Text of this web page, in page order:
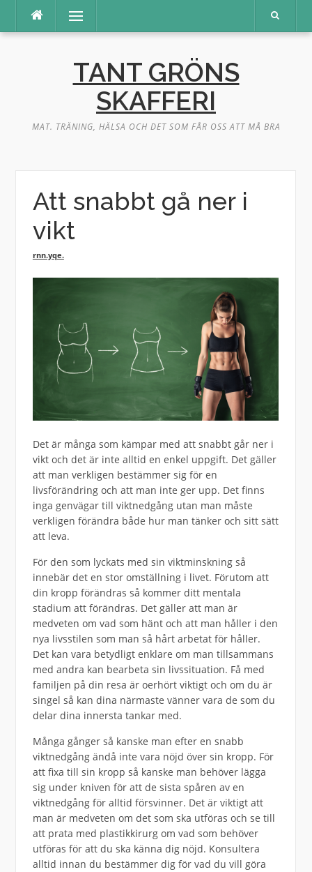
innehåll
Meny
TANT GRÖNS
SKAFFERI
MAT. TRÄNING, HÄLSA OCH DET SOM FÅR OSS ATT MÅ BRA
Att snabbt gå ner i
vikt
rnn.yqe.
Det är många som kämpar med att snabbt går ner i
vikt och det är inte alltid en enkel uppgift. Det gäller
att man verkligen bestämmer sig för en
livsförändring och att man inte ger upp. Det finns
inga genvägar till viktnedgång utan man måste
verkligen förändra både hur man tänker och sitt sätt
att leva.
För den som lyckats med sin viktminskning så
innebär det en stor omställning i livet. Förutom att
din kropp förändras så kommer ditt mentala
stadium att förändras. Det gäller att man är
medveten om vad som hänt och att man håller i den
nya livsstilen som man så hårt arbetat för håller.
Det kan vara betydligt enklare om man tillsammans
med andra kan bearbeta sin livssituation. Få med
familjen på din resa är oerhört viktigt och om du är
singel så kan dina närmaste vänner vara de som du
delar dina innersta tankar med.
Många gånger så kanske man efter en snabb
viktnedgång ändå inte vara nöjd över sin kropp. För
att fixa till sin kropp så kanske man behöver lägga
sig under kniven för att de sista spåren av en
viktnedgång för alltid försvinner. Det är viktigt att
man är medveten om det som ska utföras och se till
att prata med plastikkirurg om vad som behöver
utföras för att du ska känna dig nöjd. Konsultera
alltid innan du bestämmer dig för vad du vill göra